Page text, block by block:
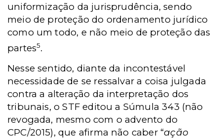
uniformização da jurisprudência, sendo
meio de proteção do ordenamento jurídico
como um todo, e não meio de proteção das
partes5.
Nesse sentido, diante da incontestável
necessidade de se ressalvar a coisa julgada
contra a alteração da interpretação dos
tribunais, o STF editou a Súmula 343 (não
revogada, mesmo com o advento do
CPC/2015), que afirma não caber “ação